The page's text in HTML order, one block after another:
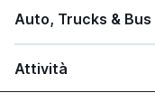
Auto, Trucks & Bus
Attività